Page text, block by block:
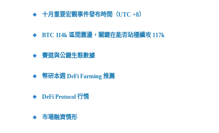
十月重要宏觀事件發布時間（UTC +8）
BTC 114k 區間震盪，關鍵在能否站穩續攻 117k
賽道與公鏈生態數據
幣研本週 DeFi Farming 推薦
DeFi Protocol 行情
市場融資情形